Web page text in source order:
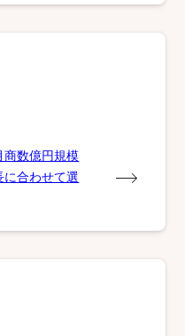
商数億円規模
に合わせて選